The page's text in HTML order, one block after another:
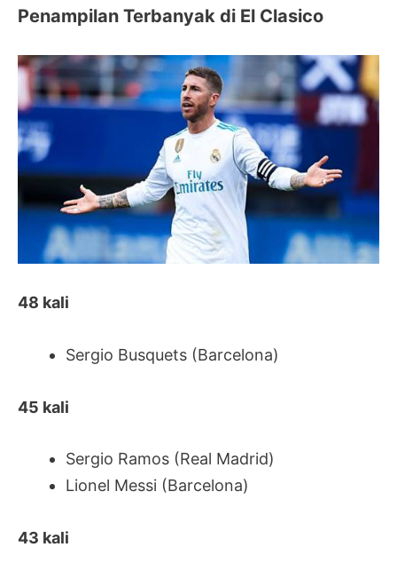
Penampilan Terbanyak di El Clasico
48 kali
Sergio Busquets (Barcelona)
45 kali
Sergio Ramos (Real Madrid)
Lionel Messi (Barcelona)
43 kali